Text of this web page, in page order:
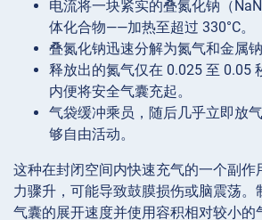
电流将一块紧实的叠氮化钠（
体化合物——加热至超过 330°C。
叠氮化钠迅速分解为氮气和金属钠
释放出的氮气仅在 0.025 至 0.05
内便将安全气囊充起。
气袋缓冲乘员，随后几乎立即放
够自由活动。
这种在封闭空间内快速充气的一个副作
力骤升，可能导致鼓膜损伤或脑震荡。
气囊的展开速度并使用容积相对较小的